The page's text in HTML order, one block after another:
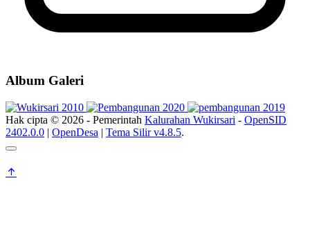
Album Galeri
Hak cipta © 2026 - Pemerintah Kalurahan Wukirsari - OpenSID
2402.0.0 | OpenDesa | Tema Silir v4.8.5.